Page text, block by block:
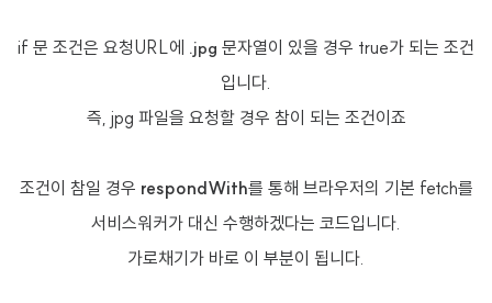
if 문 조건은 요청URL에 .jpg 문자열이 있을 경우 true가 되는 조건
입니다.
즉, jpg 파일을 요청할 경우 참이 되는 조건이죠
조건이 참일 경우 respondWith를 통해 브라우저의 기본 fetch를
서비스워커가 대신 수행하겠다는 코드입니다.
가로채기가 바로 이 부분이 됩니다.